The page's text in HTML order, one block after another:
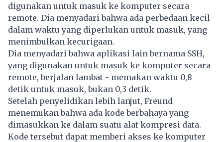
digunakan untuk masuk ke komputer secara
remote. Dia menyadari bahwa ada perbedaan kecil
dalam waktu yang diperlukan untuk masuk, yang
menimbulkan kecurigaan.
Dia menyadari bahwa aplikasi lain bernama SSH,
yang digunakan untuk masuk ke komputer secara
remote, berjalan lambat - memakan waktu 0,8
detik untuk masuk, bukan 0,3 detik.
Setelah penyelidikan lebih lanjut, Freund
menemukan bahwa ada kode berbahaya yang
dimasukkan ke dalam suatu alat kompresi data.
Kode tersebut dapat memberi akses ke komputer